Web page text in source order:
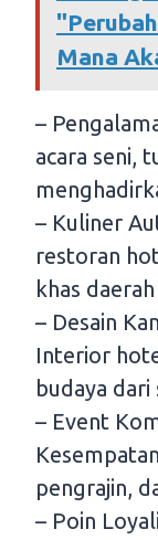
Mana
–
acara seni,
– Kuliner
restoran
khas
– Desain
Interior
budaya dari
– Event
pengrajin,
– Poin